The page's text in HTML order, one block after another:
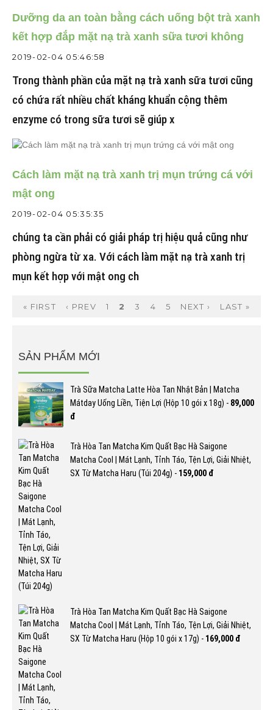
Dưỡng da an toàn bằng cách uống bột trà xanh
kết hợp đắp mặt nạ trà xanh sữa tươi không
đường
2019-02-04 05:46:58
Trong thành phần của mặt nạ trà xanh sữa tươi cũng
có chứa rất nhiều chất kháng khuẩn cộng thêm
enzyme có trong sữa tươi sẽ giúp x
Cách làm mặt nạ trà xanh trị mụn trứng cá với
mật ong
2019-02-04 05:35:35
chúng ta cần phải có giải pháp trị hiệu quả cũng như
phòng ngừa từ xa. Với cách làm mặt nạ trà xanh trị
mụn kết hợp với mật ong ch
« FIRST ‹ PREV 1 2 3 4 5 NEXT › LAST »
SẢN PHẨM MỚI
Trà Sữa Matcha Latte Hòa Tan Nhật Bản | Matcha
Mátday Uống Liền, Tiện Lợi (Hộp 10 gói x 18g) - 89,000
đ
Trà Hòa Tan Matcha Kim Quất Bạc Hà Saigone
Matcha Cool | Mát Lạnh, Tỉnh Táo, Tện Lợi, Giải Nhiệt,
SX Từ Matcha Haru (Túi 204g) - 159,000 đ
Trà Hòa Tan Matcha Kim Quất Bạc Hà Saigone
Matcha Cool | Mát Lạnh, Tỉnh Táo, Tện Lợi, Giải Nhiệt,
SX Từ Matcha Haru (Hộp 10 gói x 17g) - 169,000 đ